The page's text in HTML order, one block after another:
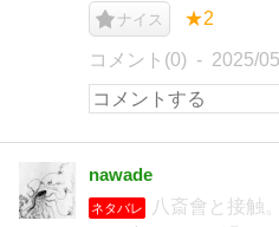
ナイス ★2
コメント(0) 2025/
nawade
ネタバレ
八斎會と接触